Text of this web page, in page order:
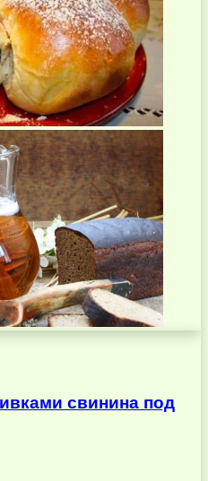
свинина под